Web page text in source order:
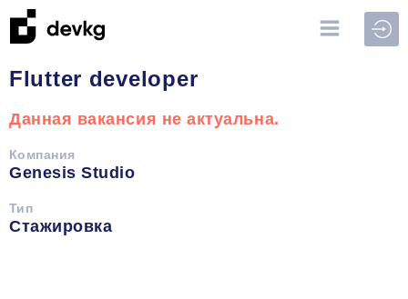
Flutter developer
Данная вакансия не актуальна.
Компания
Genesis Studio
Тип
Стажировка